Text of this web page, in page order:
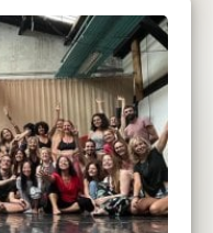
de vivre dans le
vibrant des
danses de cette
grâce à ces
conscience
Ces ressources
for intérieur un